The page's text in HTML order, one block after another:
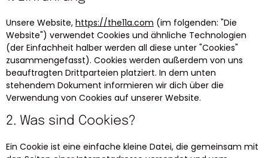
Unsere Website, https://the11a.com (im folgenden: "Die
Website") verwendet Cookies und ähnliche Technologien
(der Einfachheit halber werden all diese unter "Cookies"
zusammengefasst). Cookies werden außerdem von uns
beauftragten Drittparteien platziert. In dem unten
stehendem Dokument informieren wir dich über die
Verwendung von Cookies auf unserer Website.
2. Was sind Cookies?
Ein Cookie ist eine einfache kleine Datei, die gemeinsam mit